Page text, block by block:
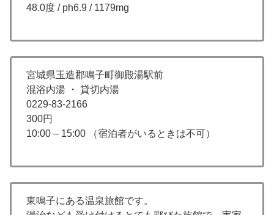
48.0度 / ph6.9 / 1179mg
宮城県玉造郡鳴子町御殿湯駅前
混浴内湯 ・ 貸切内湯
0229-83-2166
300円
10:00 – 15:00 （宿泊者がいるときは不可）
東鳴子にある温泉旅館です。